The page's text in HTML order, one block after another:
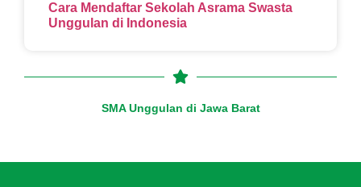
Cara Mendaftar Sekolah Asrama Swasta
Unggulan di Indonesia
SMA Unggulan di Jawa Barat